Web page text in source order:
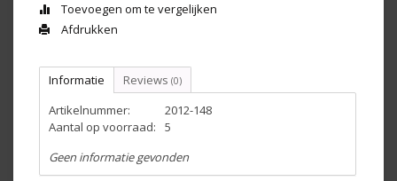
Toevoegen om te vergelijken
Afdrukken
Informatie Reviews (0)
Artikelnummer:
2012-148
Aantal op voorraad:
5
Geen informatie gevonden